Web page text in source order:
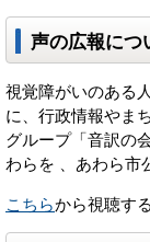
声の広報につ
視覚障がいのある
に、行政情報やま
グループ「音訳の
わらを 、あわら市
こちらから視聴す